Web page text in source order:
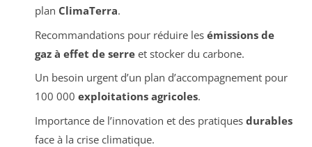
plan ClimaTerra.
Recommandations pour réduire les émissions de
gaz à effet de serreet stocker du carbone.
Un besoin urgent d’un plan d’accompagnement pour
100 000 exploitations agricoles.
Importance de l’innovation et des pratiques durables
face à la crise climatique.